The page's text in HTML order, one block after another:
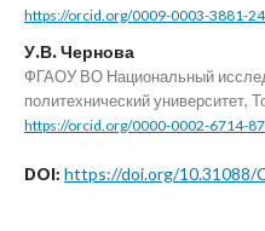
https://orcid.org/0009-0003-3881-
У.В. Чернова
ФГАОУ ВО Национальный
политехнический университет,
https://orcid.org/0000-0002-6714-
DOI: https://doi.org/10.31088/